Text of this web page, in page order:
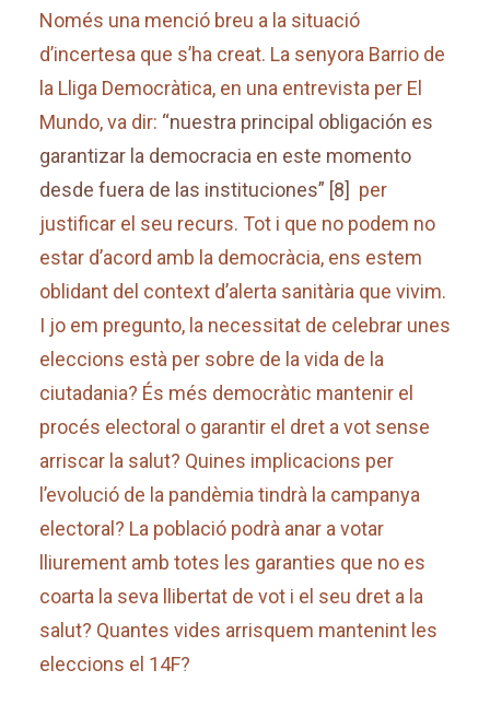
Només una menció breu a la situació
d’incertesa que s’ha creat. La senyora Barrio de
la Lliga Democràtica, en una entrevista per El
Mundo, va dir: “nuestra principal obligación es
garantizar la democracia en este momento
desde fuera de las instituciones” [8] per
justificar el seu recurs. Tot i que no podem no
estar d’acord amb la democràcia, ens estem
oblidant del context d’alerta sanitària que vivim.
I jo em pregunto, la necessitat de celebrar unes
eleccions està per sobre de la vida de la
ciutadania? És més democràtic mantenir el
procés electoral o garantir el dret a vot sense
arriscar la salut? Quines implicacions per
l’evolució de la pandèmia tindrà la campanya
electoral? La població podrà anar a votar
lliurement amb totes les garanties que no es
coarta la seva llibertat de vot i el seu dret a la
salut? Quantes vides arrisquem mantenint les
eleccions el 14F?